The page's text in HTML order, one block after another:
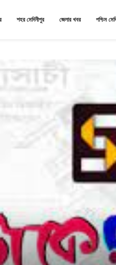
শহর মেদিনীপুর জেলার খবর পশ্চিম